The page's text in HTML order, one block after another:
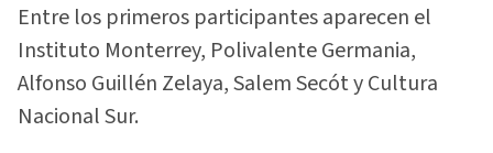
Entre los primeros participantes aparecen el
Instituto Monterrey, Polivalente Germania,
Alfonso Guillén Zelaya, Salem Secót y Cultura
Nacional Sur.